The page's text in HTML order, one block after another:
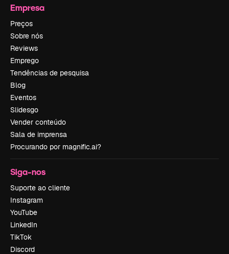
Empresa
Preços
Sobre nós
Reviews
Emprego
Tendências de pesquisa
Blog
Eventos
Slidesgo
Vender conteúdo
Sala de imprensa
Procurando por magnific.ai?
Siga-nos
Suporte ao cliente
Instagram
YouTube
LinkedIn
TikTok
Discord